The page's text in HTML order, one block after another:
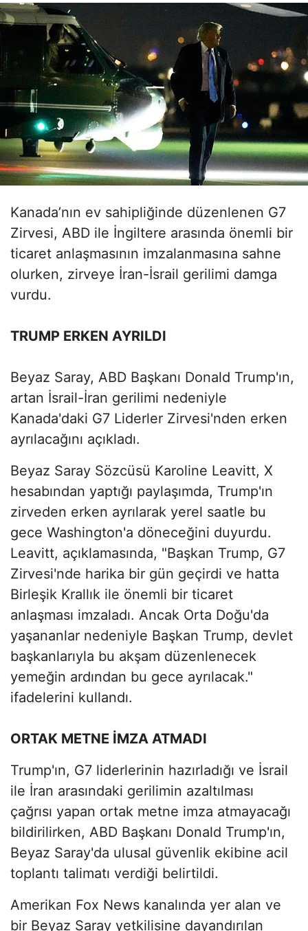
Kanada’nın ev sahipliğinde düzenlenen G7
Zirvesi, ABD ile İngiltere arasında önemli bir
ticaret anlaşmasının imzalanmasına sahne
olurken, zirveye İran-İsrail gerilimi damga
vurdu.
TRUMP ERKEN AYRILDI
Beyaz Saray, ABD Başkanı Donald Trump'ın,
artan İsrail-İran gerilimi nedeniyle
Kanada'daki G7 Liderler Zirvesi'nden erken
ayrılacağını açıkladı.
Beyaz Saray Sözcüsü Karoline Leavitt, X
hesabından yaptığı paylaşımda, Trump'ın
zirveden erken ayrılarak yerel saatle bu
gece Washington'a döneceğini duyurdu.
Leavitt, açıklamasında, "Başkan Trump, G7
Zirvesi'nde harika bir gün geçirdi ve hatta
Birleşik Krallık ile önemli bir ticaret
anlaşması imzaladı. Ancak Orta Doğu'da
yaşananlar nedeniyle Başkan Trump, devlet
başkanlarıyla bu akşam düzenlenecek
yemeğin ardından bu gece ayrılacak."
ifadelerini kullandı.
ORTAK METNE İMZA ATMADI
Trump'ın, G7 liderlerinin hazırladığı ve İsrail
ile İran arasındaki gerilimin azaltılması
çağrısı yapan ortak metne imza atmayacağı
bildirilirken, ABD Başkanı Donald Trump'ın,
Beyaz Saray'da ulusal güvenlik ekibine acil
toplantı talimatı verdiği belirtildi.
Amerikan Fox News kanalında yer alan ve
bir Beyaz Saray yetkilisine dayandırılan